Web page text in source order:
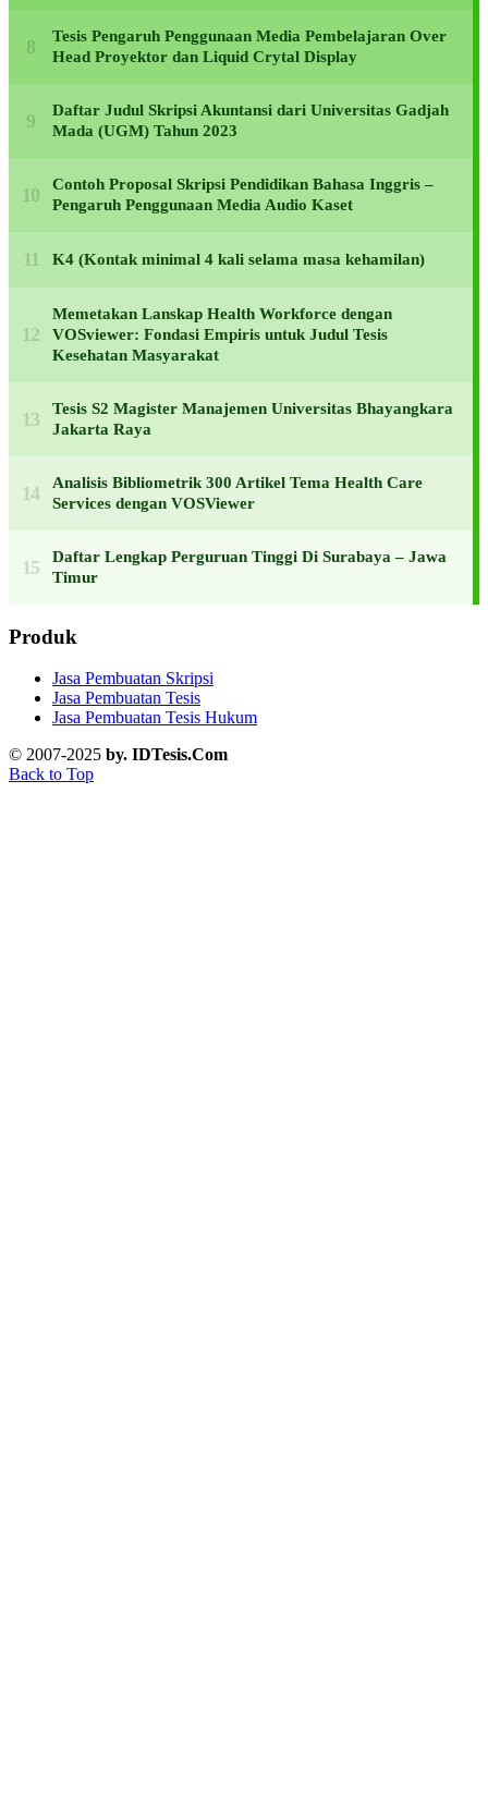
Tesis Pengaruh Penggunaan Media Pembelajaran Over
Head Proyektor dan Liquid Crytal Display
Daftar Judul Skripsi Akuntansi dari Universitas Gadjah
Mada (UGM) Tahun 2023
Contoh Proposal Skripsi Pendidikan Bahasa Inggris –
Pengaruh Penggunaan Media Audio Kaset
K4 (Kontak minimal 4 kali selama masa kehamilan)
Memetakan Lanskap Health Workforce dengan
VOSviewer: Fondasi Empiris untuk Judul Tesis
Kesehatan Masyarakat
Tesis S2 Magister Manajemen Universitas Bhayangkara
Jakarta Raya
Analisis Bibliometrik 300 Artikel Tema Health Care
Services dengan VOSViewer
Daftar Lengkap Perguruan Tinggi Di Surabaya – Jawa
Timur
Produk
Jasa Pembuatan Skripsi
Jasa Pembuatan Tesis
Jasa Pembuatan Tesis Hukum
© 2007-2025 by. IDTesis.Com
Back to Top